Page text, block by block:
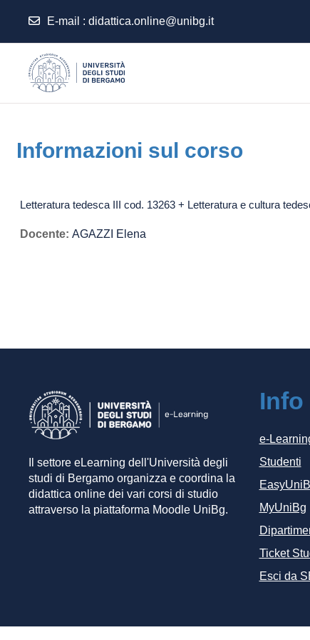
E-mail : didattica.online@unibg.it
Informazioni sul corso
Letteratura tedesca III cod. 13263 + Letteratura e cultura
Docente: AGAZZI Elena
Il settore eLearning dell'Università degli
studi di Bergamo organizza e coordina la
didattica online dei vari corsi di studio
attraverso la piattaforma Moodle UniBg.
Info
e-
Studenti
MyUniBg
Ticket
Esci da